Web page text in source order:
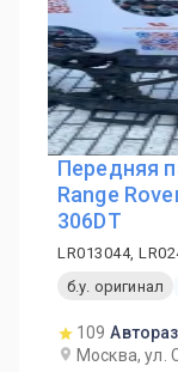
Передняя
Range
306DT
LR013044,
б.у. оригинал
109
Москва, ул.